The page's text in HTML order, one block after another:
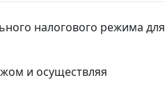
налогового режима для
и осуществляя